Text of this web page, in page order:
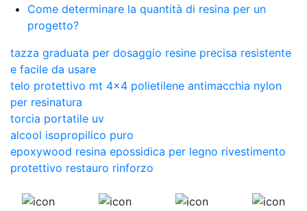
Come determinare la quantità di resina per un
progetto?
tazza graduata per dosaggio resine precisa resistente
e facile da usare
telo protettivo mt 4x4 polietilene antimacchia nylon
per resinatura
torcia portatile uv
alcool isopropilico puro
epoxywood resina epossidica per legno rivestimento
protettivo restauro rinforzo